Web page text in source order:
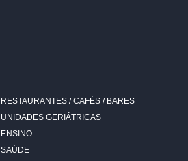
RESTAURANTES / CAFÉS / BARES
UNIDADES GERIÁTRICAS
ENSINO
SAÚDE